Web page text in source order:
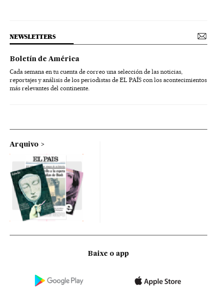
NEWSLETTERS
Boletín de América
Cada semana en tu cuenta de correo una selección de las noticias,
reportajes y análisis de los periodistas de EL PAÍS con los acontecimientos
más relevantes del continente.
Arquivo
Baixe o app